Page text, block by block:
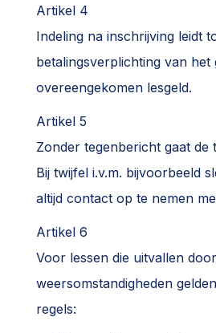
Artikel 4
Indeling na inschrijving leidt
betalingsverplichting van het
overeengekomen lesgeld.
Artikel 5
Zonder tegenbericht gaat de
Bij twijfel i.v.m. bijvoorbeeld
altijd contact op te nemen
Artikel 6
Voor lessen die uitvallen door
weersomstandigheden
regels: